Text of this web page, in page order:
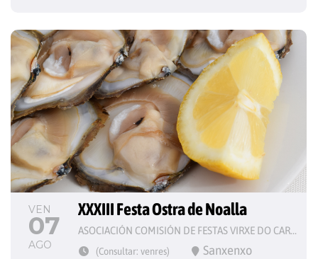
VEN
07
AGO
XXXIII Festa Ostra de Noalla
ASOCIACIÓN COMISIÓN DE FESTAS VIRXE DO CARME
(Consultar: venres) Sanxenxo